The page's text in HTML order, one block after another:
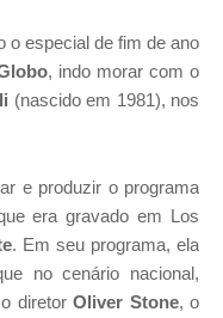
o especial de fim de ano
, indo morar com o
(nascido em 1981), nos
e produzir o programa
era gravado em Los
. Em seu programa, ela
no cenário nacional,
diretor Oliver Stone, o